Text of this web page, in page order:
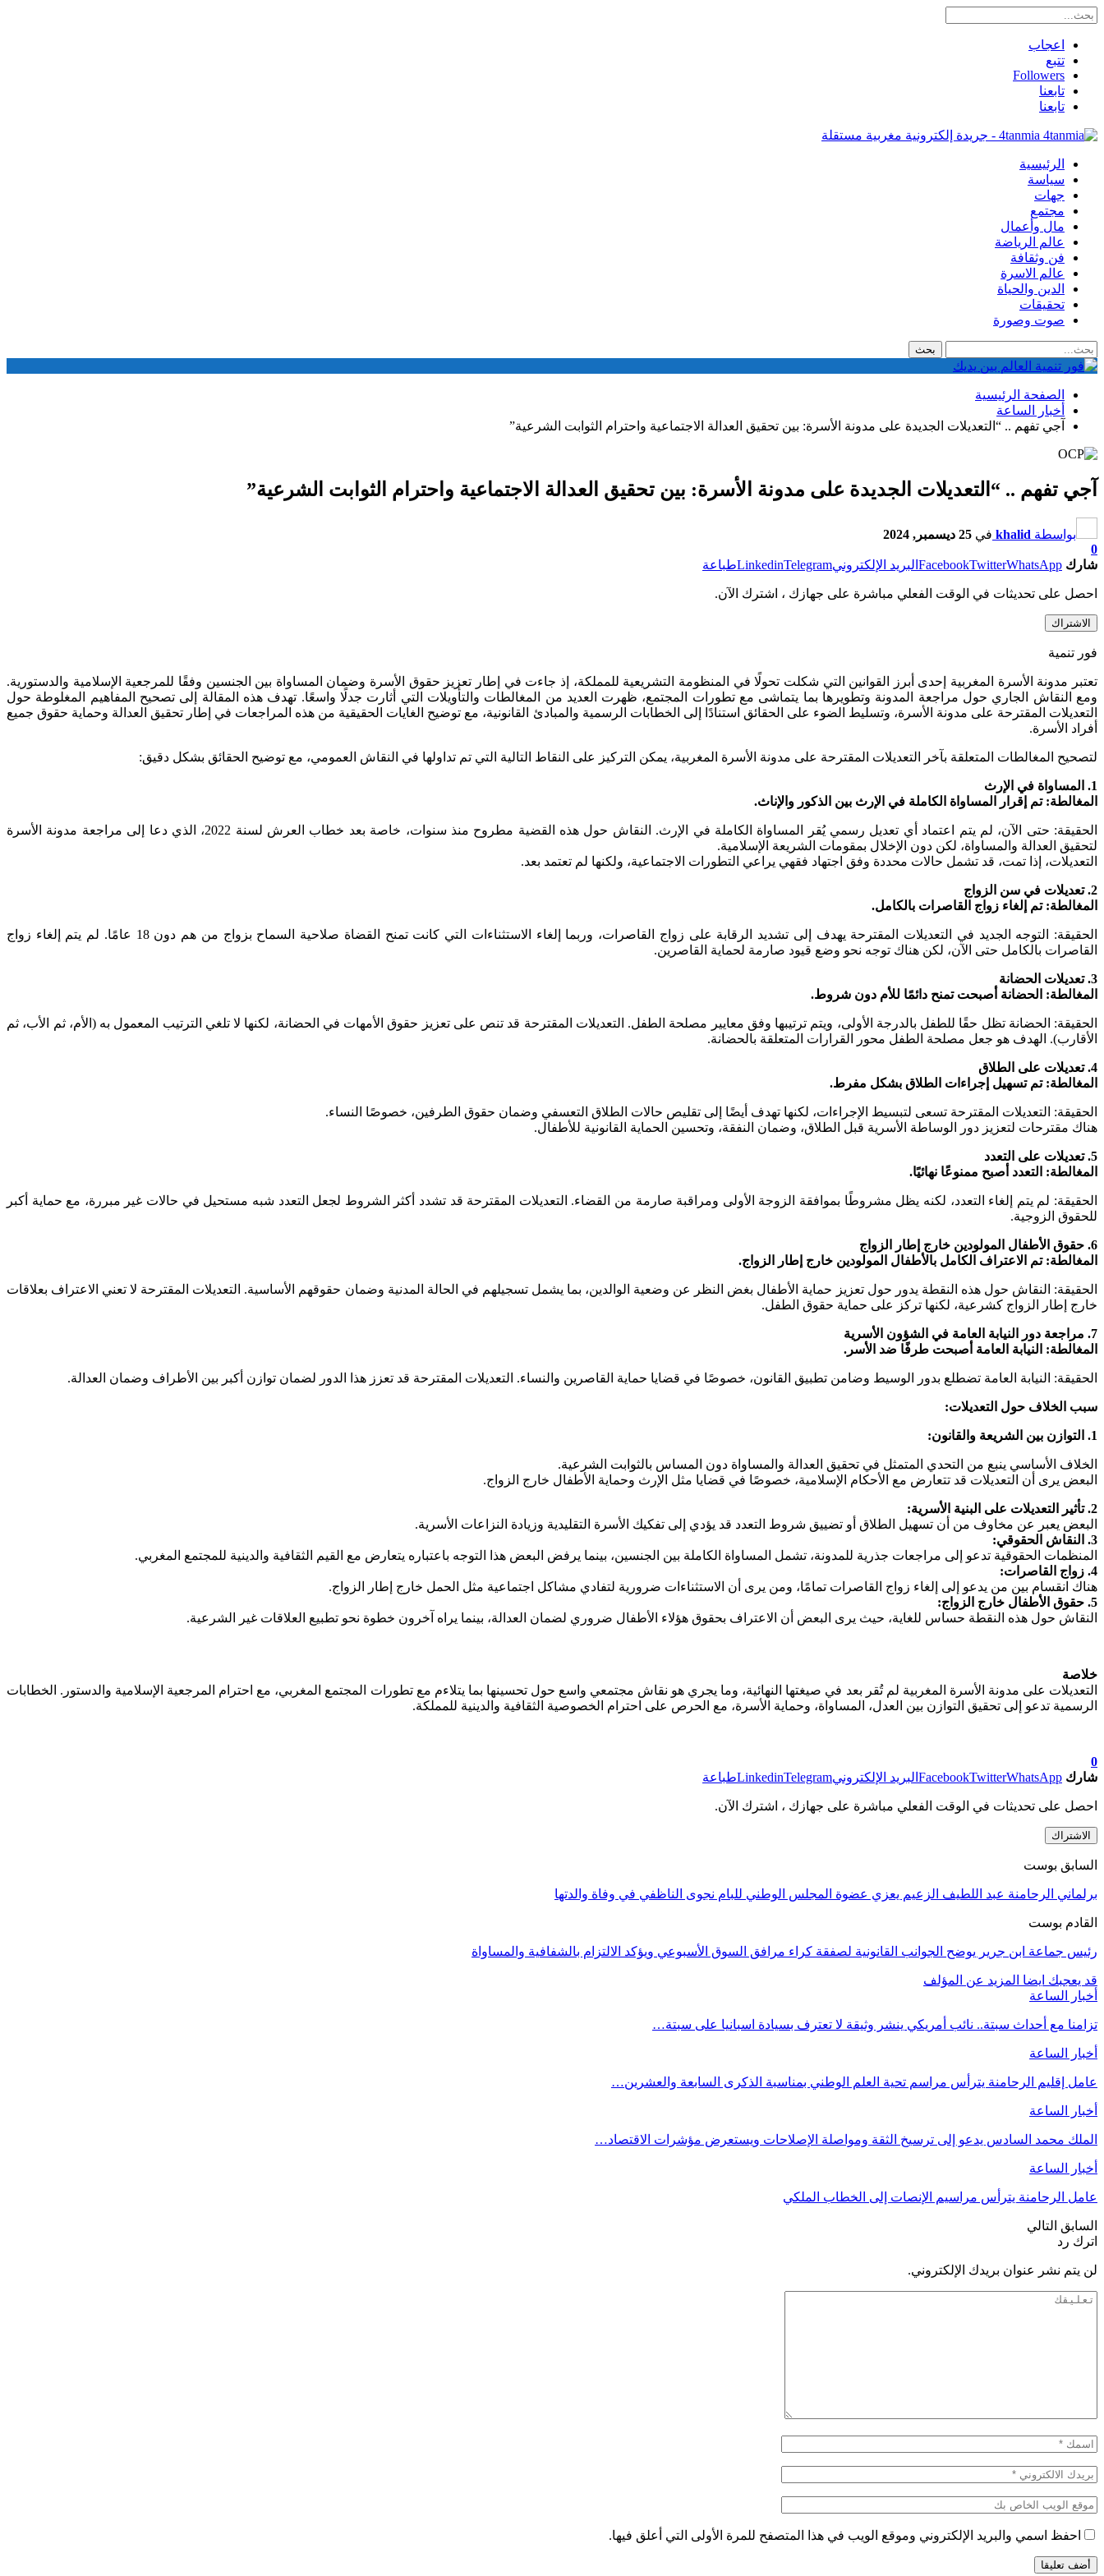
اعجاب
تتبع
Followers
تابعنا
تابعنا
4tanmia - جريدة إلكترونية مغربية مستقلة
الرئيسية
سياسة
جهات
مجتمع
مال وأعمال
عالم الرياضة
فن وثقافة
عالم الاسرة
الدين والحياة
تحقيقات
صوت وصورة
الصفحة الرئيسية
أخبار الساعة
آجي تفهم .. “التعديلات الجديدة على مدونة الأسرة: بين تحقيق العدالة الاجتماعية واحترام الثوابت الشرعية”
آجي تفهم .. “التعديلات الجديدة على مدونة الأسرة: بين تحقيق العدالة الاجتماعية واحترام الثوابت الشرعية”
بواسطة khalid في 25 ديسمبر, 2024
0
شارك
FacebookTwitterWhatsApp البريد الإلكتروني LinkedinTelegram طباعة
احصل على تحديثات في الوقت الفعلي مباشرة على جهازك ، اشترك الآن.
الاشتراك
فور تنمية
تعتبر مدونة الأسرة المغربية إحدى أبرز القوانين التي شكلت تحولًا في المنظومة التشريعية للمملكة، إذ جاءت في إطار تعزيز حقوق الأسرة وضمان المساواة بين الجنسين وفقًا للمرجعية الإسلامية والدستورية.
ومع النقاش الجاري حول مراجعة المدونة وتطويرها بما يتماشى مع تطورات المجتمع، ظهرت العديد من المغالطات والتأويلات التي أثارت جدلًا واسعًا. تهدف هذه المقالة إلى تصحيح المفاهيم المغلوطة حول
التعديلات المقترحة على مدونة الأسرة، وتسليط الضوء على الحقائق استنادًا إلى الخطابات الرسمية والمبادئ القانونية، مع توضيح الغايات الحقيقية من هذه المراجعات في إطار تحقيق العدالة وحماية حقوق جميع
أفراد الأسرة.
لتصحيح المغالطات المتعلقة بآخر التعديلات المقترحة على مدونة الأسرة المغربية، يمكن التركيز على النقاط التالية التي تم تداولها في النقاش العمومي، مع توضيح الحقائق بشكل دقيق:
1. المساواة في الإرث
المغالطة: تم إقرار المساواة الكاملة في الإرث بين الذكور والإناث.
الحقيقة: حتى الآن، لم يتم اعتماد أي تعديل رسمي يُقر المساواة الكاملة في الإرث. النقاش حول هذه القضية مطروح منذ سنوات، خاصة بعد خطاب العرش لسنة 2022، الذي دعا إلى مراجعة مدونة الأسرة
لتحقيق العدالة والمساواة، لكن دون الإخلال بمقومات الشريعة الإسلامية.
التعديلات، إذا تمت، قد تشمل حالات محددة وفق اجتهاد فقهي يراعي التطورات الاجتماعية، ولكنها لم تعتمد بعد.
2. تعديلات في سن الزواج
المغالطة: تم إلغاء زواج القاصرات بالكامل.
الحقيقة: التوجه الجديد في التعديلات المقترحة يهدف إلى تشديد الرقابة على زواج القاصرات، وربما إلغاء الاستثناءات التي كانت تمنح القضاة صلاحية السماح بزواج من هم دون 18 عامًا. لم يتم إلغاء زواج
القاصرات بالكامل حتى الآن، لكن هناك توجه نحو وضع قيود صارمة لحماية القاصرين.
3. تعديلات الحضانة
المغالطة: الحضانة أصبحت تمنح دائمًا للأم دون شروط.
الحقيقة: الحضانة تظل حقًا للطفل بالدرجة الأولى، ويتم ترتيبها وفق معايير مصلحة الطفل. التعديلات المقترحة قد تنص على تعزيز حقوق الأمهات في الحضانة، لكنها لا تلغي الترتيب المعمول به (الأم، ثم الأب، ثم
الأقارب). الهدف هو جعل مصلحة الطفل محور القرارات المتعلقة بالحضانة.
4. تعديلات على الطلاق
المغالطة: تم تسهيل إجراءات الطلاق بشكل مفرط.
الحقيقة: التعديلات المقترحة تسعى لتبسيط الإجراءات، لكنها تهدف أيضًا إلى تقليص حالات الطلاق التعسفي وضمان حقوق الطرفين، خصوصًا النساء.
هناك مقترحات لتعزيز دور الوساطة الأسرية قبل الطلاق، وضمان النفقة، وتحسين الحماية القانونية للأطفال.
5. تعديلات على التعدد
المغالطة: التعدد أصبح ممنوعًا نهائيًا.
الحقيقة: لم يتم إلغاء التعدد، لكنه يظل مشروطًا بموافقة الزوجة الأولى ومراقبة صارمة من القضاء. التعديلات المقترحة قد تشدد أكثر الشروط لجعل التعدد شبه مستحيل في حالات غير مبررة، مع حماية أكبر
للحقوق الزوجية.
6. حقوق الأطفال المولودين خارج إطار الزواج
المغالطة: تم الاعتراف الكامل بالأطفال المولودين خارج إطار الزواج.
الحقيقة: النقاش حول هذه النقطة يدور حول تعزيز حماية الأطفال بغض النظر عن وضعية الوالدين، بما يشمل تسجيلهم في الحالة المدنية وضمان حقوقهم الأساسية. التعديلات المقترحة لا تعني الاعتراف بعلاقات
خارج إطار الزواج كشرعية، لكنها تركز على حماية حقوق الطفل.
7. مراجعة دور النيابة العامة في الشؤون الأسرية
المغالطة: النيابة العامة أصبحت طرفًا ضد الأسر.
الحقيقة: النيابة العامة تضطلع بدور الوسيط وضامن تطبيق القانون، خصوصًا في قضايا حماية القاصرين والنساء. التعديلات المقترحة قد تعزز هذا الدور لضمان توازن أكبر بين الأطراف وضمان العدالة.
سبب الخلاف حول التعديلات:
1. التوازن بين الشريعة والقانون:
الخلاف الأساسي ينبع من التحدي المتمثل في تحقيق العدالة والمساواة دون المساس بالثوابت الشرعية.
البعض يرى أن التعديلات قد تتعارض مع الأحكام الإسلامية، خصوصًا في قضايا مثل الإرث وحماية الأطفال خارج الزواج.
2. تأثير التعديلات على البنية الأسرية:
البعض يعبر عن مخاوف من أن تسهيل الطلاق أو تضييق شروط التعدد قد يؤدي إلى تفكيك الأسرة التقليدية وزيادة النزاعات الأسرية.
3. النقاش الحقوقي:
المنظمات الحقوقية تدعو إلى مراجعات جذرية للمدونة، تشمل المساواة الكاملة بين الجنسين، بينما يرفض البعض هذا التوجه باعتباره يتعارض مع القيم الثقافية والدينية للمجتمع المغربي.
4. زواج القاصرات:
هناك انقسام بين من يدعو إلى إلغاء زواج القاصرات تمامًا، ومن يرى أن الاستثناءات ضرورية لتفادي مشاكل اجتماعية مثل الحمل خارج إطار الزواج.
5. حقوق الأطفال خارج الزواج:
النقاش حول هذه النقطة حساس للغاية، حيث يرى البعض أن الاعتراف بحقوق هؤلاء الأطفال ضروري لضمان العدالة، بينما يراه آخرون خطوة نحو تطبيع العلاقات غير الشرعية.
خلاصة
التعديلات على مدونة الأسرة المغربية لم تُقر بعد في صيغتها النهائية، وما يجري هو نقاش مجتمعي واسع حول تحسينها بما يتلاءم مع تطورات المجتمع المغربي، مع احترام المرجعية الإسلامية والدستور. الخطابات
الرسمية تدعو إلى تحقيق التوازن بين العدل، المساواة، وحماية الأسرة، مع الحرص على احترام الخصوصية الثقافية والدينية للمملكة.
0
شارك
FacebookTwitterWhatsApp البريد الإلكتروني LinkedinTelegram طباعة
احصل على تحديثات في الوقت الفعلي مباشرة على جهازك ، اشترك الآن.
الاشتراك
السابق بوست
برلماني الرحامنة عبد اللطيف الزعيم يعزي عضوة المجلس الوطني للبام نجوى الناظفي في وفاة والدتها
القادم بوست
رئيس جماعة ابن جرير يوضح الجوانب القانونية لصفقة كراء مرافق السوق الأسبوعي ويؤكد الالتزام بالشفافية والمساواة
قد يعجبك ايضا المزيد عن المؤلف
أخبار الساعة
تزامنا مع أحداث سبتة.. نائب أمريكي ينشر وثيقة لا تعترف بسيادة اسبانيا على سبتة…
أخبار الساعة
عامل إقليم الرحامنة يترأس مراسم تحية العلم الوطني بمناسبة الذكرى السابعة والعشرين…
أخبار الساعة
الملك محمد السادس يدعو إلى ترسيخ الثقة ومواصلة الإصلاحات ويستعرض مؤشرات الاقتصاد…
أخبار الساعة
عامل الرحامنة يترأس مراسيم الإنصات إلى الخطاب الملكي
السابق التالي
اترك رد
لن يتم نشر عنوان بريدك الإلكتروني.
احفظ اسمي والبريد الإلكتروني وموقع الويب في هذا المتصفح للمرة الأولى التي أعلق فيها.